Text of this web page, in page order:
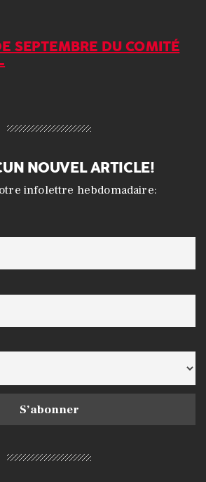
SEPTEMBRE DU COMITÉ
NOUVEL ARTICLE!
infolettre hebdomadaire: